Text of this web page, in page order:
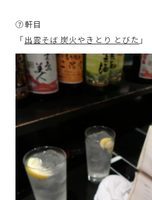
⑦軒目
「 出雲そば 炭火やきとり とびた 」